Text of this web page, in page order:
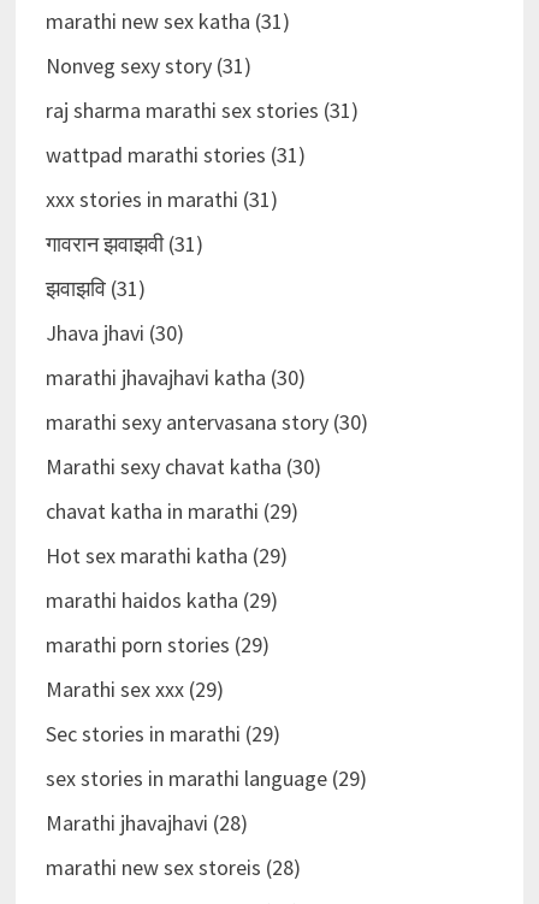
marathi new sex katha (31)
Nonveg sexy story (31)
raj sharma marathi sex stories (31)
wattpad marathi stories (31)
xxx stories in marathi (31)
गावरान झवाझवी (31)
झवाझवि (31)
Jhava jhavi (30)
marathi jhavajhavi katha (30)
marathi sexy antervasana story (30)
Marathi sexy chavat katha (30)
chavat katha in marathi (29)
Hot sex marathi katha (29)
marathi haidos katha (29)
marathi porn stories (29)
Marathi sex xxx (29)
Sec stories in marathi (29)
sex stories in marathi language (29)
Marathi jhavajhavi (28)
marathi new sex storeis (28)